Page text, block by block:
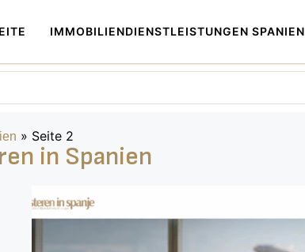
IMMOBILIENDIENSTLEISTUNGEN SPANIEN
» Seite 2
in Spanien